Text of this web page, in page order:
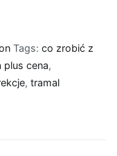
Tags: co zrobić z
plus cena,
, tramal